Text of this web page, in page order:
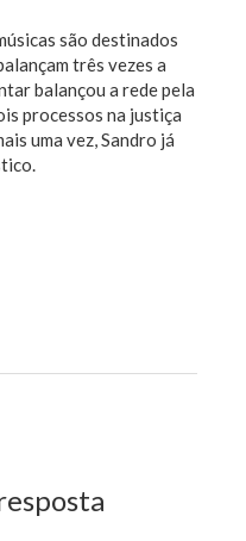
são destinados
três vezes a
balançou a rede pela
processos na justiça
uma vez, Sandro já